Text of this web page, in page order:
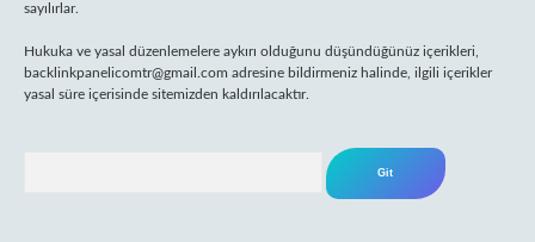
sayılırlar.
Hukuka ve yasal düzenlemelere aykırı olduğunu düşündüğünüz içerikleri,
backlinkpanelicomtr@gmail.com adresine bildirmeniz halinde, ilgili içerikler
yasal süre içerisinde sitemizden kaldırılacaktır.